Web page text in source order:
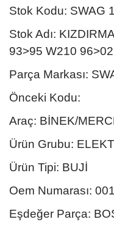
Stok Kodu: SWAG
Stok Adı:
93>95 W210
Parça Markası:
Önceki Kodu:
Araç: BİNEK/
Ürün Grubu:
Ürün Tipi: BUJİ
Oem Numarası:
Eşdeğer Parça: